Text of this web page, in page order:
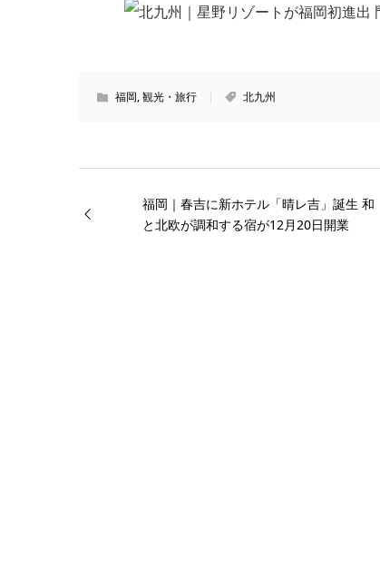
福岡,観光・旅行 北九州
福岡｜春吉に新ホテル「晴レ吉」誕生 和
と北欧が調和する宿が12月20日開業